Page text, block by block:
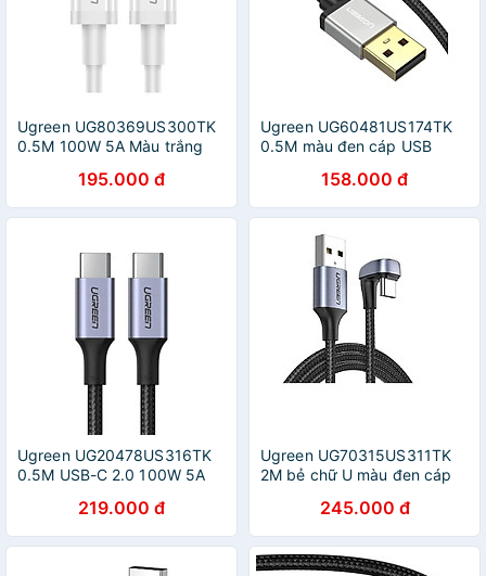
Ugreen UG80369US300TK
0.5M 100W 5A Màu trắng
2.0 - HÀNG CHÍNH HÃNG
195.000 đ
Ugreen UG60481US174TK
0.5M màu đen cáp USB
mạ vàng 24k - HÀNG CHÍNH
HÃNG
158.000 đ
Ugreen UG20478US316TK
0.5M USB-C 2.0 100W 5A
liệu 2 đầu Type-C - HÀNG
CHÍNH HÃNG
219.000 đ
Ugreen UG70315US311TK
2M bẻ chữ U màu đen cáp
bọc nhôm chống nhiễu -
HÀNG CHÍNH HÃNG
245.000 đ